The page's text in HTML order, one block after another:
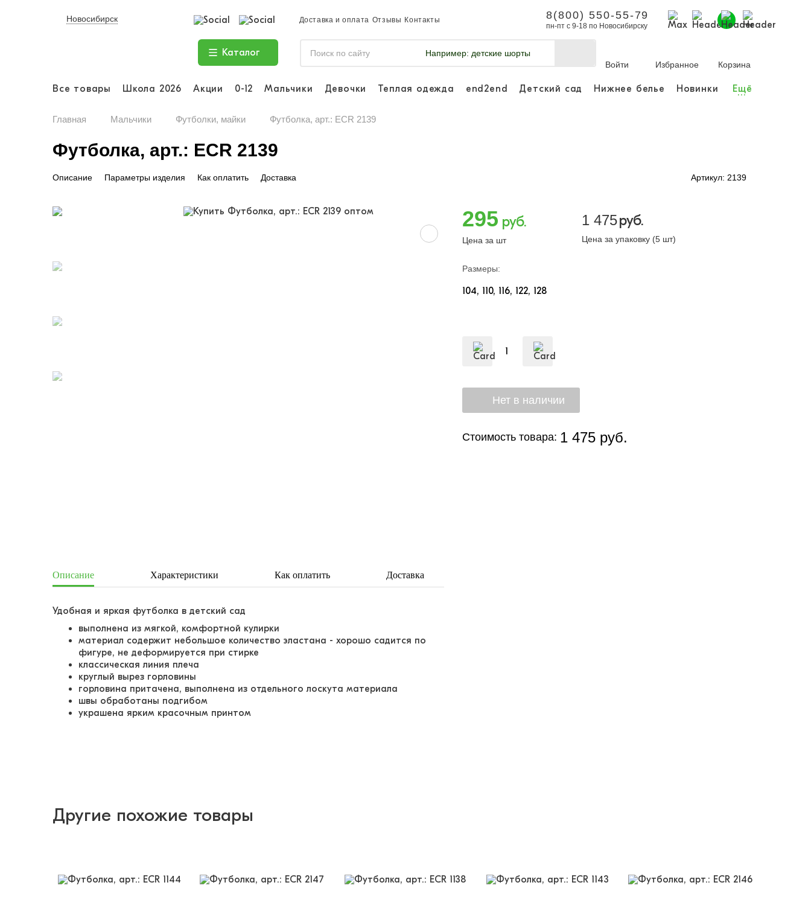
Новосибирск Доставка и оплата Отзывы Контакты 8(800) 550-55-79
пн-пт с 9-18 по Новосибирску
Каталог Например: детские шорты
Войти
Избранное Корзина
Все товары Школа 2026 Акции 0-12 Мальчики Девочки Теплая одежда end2end Детский сад Нижнее белье Новинки Ещё
...
Главная Мальчики Футболки, майки Футболка, арт.: ECR 2139
Футболка, арт.: ECR 2139
Описание Параметры изделия Как оплатить Доставка Артикул: 2139
295 руб.
Цена за шт
1 475руб.
Цена за упаковку (5 шт)
Размеры:
104 110 116 122 128
Стоимость товара: 1 475 руб.
Описание Характеристики Как оплатить Доставка
Удобная и яркая футболка в детский сад
выполнена из мягкой, комфортной кулирки
материал содержит небольшое количество эластана - хорошо садится по
фигуре, не деформируется при стирке
классическая линия плеча
круглый вырез горловины
горловина притачена, выполнена из отдельного лоскута материала
швы обработаны подгибом
украшена ярким красочным принтом
Другие похожие товары